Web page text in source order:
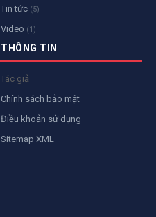
Tin tức (5)
Video (1)
THÔNG TIN
Tác giả
Chính sách bảo mật
Điều khoản sử dụng
Sitemap XML